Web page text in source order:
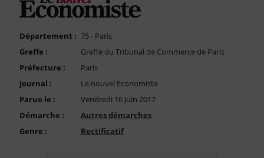
FAQ
Nous Contacter
Compte PRO
Département : 75 - Paris
Greffe :
Greffe du Tribunal de Commerce de Paris
Préfecture :
Paris
Journal :
Le nouvel Economiste
Parue le :
Vendredi 16 Juin 2017
Démarche :
Autres démarches
Genre :
Rectificatif